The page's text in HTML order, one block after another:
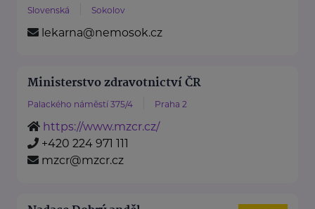
Slovenská Sokolov
lekarna@nemosok.cz
Ministerstvo zdravotnictví ČR
Palackého náměstí 375/4 Praha 2
https://www.mzcr.cz/
+420 224 971 111
mzcr@mzcr.cz